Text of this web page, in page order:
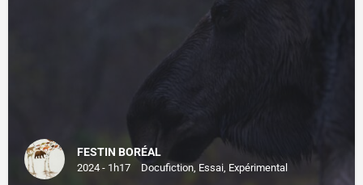
FESTIN BORÉAL
2024 - 1h17 Docufiction, Essai, Expérimental